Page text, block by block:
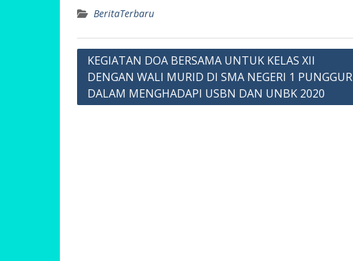
BeritaTerbaru
Navigasi
pos
KEGIATAN DOA BERSAMA UNTUK KELAS XII
DENGAN WALI MURID DI SMA NEGERI 1 PUNGGUR
DALAM MENGHADAPI USBN DAN UNBK 2020